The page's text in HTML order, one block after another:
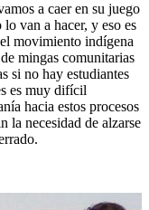
a caer en su juego
van a hacer, y eso es
movimiento indígena
mingas comunitarias
si no hay estudiantes
es muy difícil
hacia estos procesos
la necesidad de alzarse